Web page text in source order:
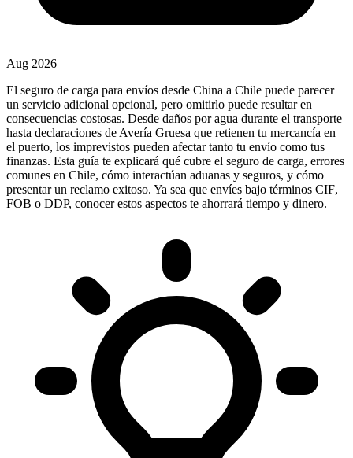
Aug 2026
El seguro de carga para envíos desde China a Chile puede parecer
un servicio adicional opcional, pero omitirlo puede resultar en
consecuencias costosas. Desde daños por agua durante el transporte
hasta declaraciones de Avería Gruesa que retienen tu mercancía en
el puerto, los imprevistos pueden afectar tanto tu envío como tus
finanzas. Esta guía te explicará qué cubre el seguro de carga, errores
comunes en Chile, cómo interactúan aduanas y seguros, y cómo
presentar un reclamo exitoso. Ya sea que envíes bajo términos CIF,
FOB o DDP, conocer estos aspectos te ahorrará tiempo y dinero.